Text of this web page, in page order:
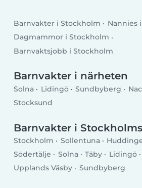
Barnvakter i Stockholm
Nannies
Dagmammor i Stockholm
Barnvaktsjobb i Stockholm
Barnvakter i närheten
Solna Lidingö Sundbyberg
Stocksund
Barnvakter i
Stockholm Sollentuna
Södertälje
Solna Täby Lidingö
Upplands Väsby
Sundbyberg